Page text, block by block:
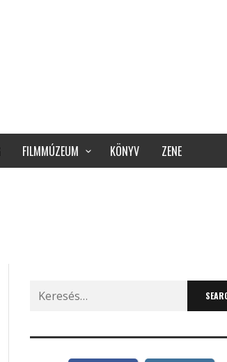
FILMMÚZEUM KÖNYV ZENE
Search
for: